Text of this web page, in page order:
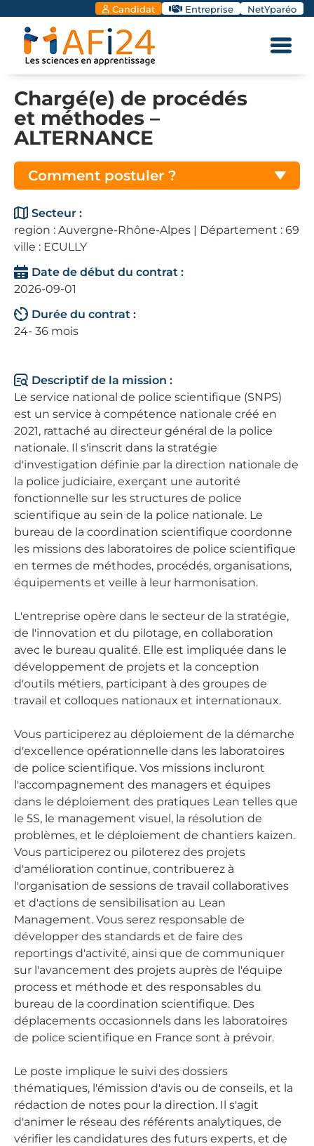
Candidat Entreprise NetYparéo
Chargé(e) de procédés
et méthodes –
ALTERNANCE
Comment postuler ?
Secteur :
region : Auvergne-Rhône-Alpes | Département : 69
ville : ECULLY
Date de début du contrat :
2026-09-01
Durée du contrat :
24- 36 mois
Descriptif de la mission :
Le service national de police scientifique (SNPS)
est un service à compétence nationale créé en
2021, rattaché au directeur général de la police
nationale. Il s'inscrit dans la stratégie
d'investigation définie par la direction nationale de
la police judiciaire, exerçant une autorité
fonctionnelle sur les structures de police
scientifique au sein de la police nationale. Le
bureau de la coordination scientifique coordonne
les missions des laboratoires de police scientifique
en termes de méthodes, procédés, organisations,
équipements et veille à leur harmonisation.
L'entreprise opère dans le secteur de la stratégie,
de l'innovation et du pilotage, en collaboration
avec le bureau qualité. Elle est impliquée dans le
développement de projets et la conception
d'outils métiers, participant à des groupes de
travail et colloques nationaux et internationaux.
Vous participerez au déploiement de la démarche
d'excellence opérationnelle dans les laboratoires
de police scientifique. Vos missions incluront
l'accompagnement des managers et équipes
dans le déploiement des pratiques Lean telles que
le 5S, le management visuel, la résolution de
problèmes, et le déploiement de chantiers kaizen.
Vous participerez ou piloterez des projets
d'amélioration continue, contribuerez à
l'organisation de sessions de travail collaboratives
et d'actions de sensibilisation au Lean
Management. Vous serez responsable de
développer des standards et de faire des
reportings d'activité, ainsi que de communiquer
sur l'avancement des projets auprès de l'équipe
process et méthode et des responsables du
bureau de la coordination scientifique. Des
déplacements occasionnels dans les laboratoires
de police scientifique en France sont à prévoir.
Le poste implique le suivi des dossiers
thématiques, l'émission d'avis ou de conseils, et la
rédaction de notes pour la direction. Il s'agit
d'animer le réseau des référents analytiques, de
vérifier les candidatures des futurs experts, et de